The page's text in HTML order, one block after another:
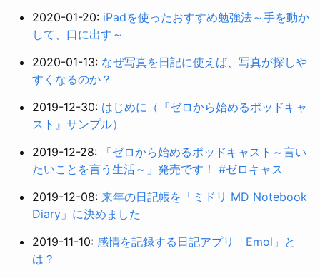
2020-01-20: iPadを使ったおすすめ勉強法～手を動か
して、口に出す～
2020-01-13: なぜ写真を日記に使えば、写真が探しや
すくなるのか？
2019-12-30: はじめに（『ゼロから始めるポッドキャ
スト』サンプル）
2019-12-28:
「ゼロから始めるポッドキャスト～言い
たいことを言う生活～」発売です！ #ゼロキャス
2019-12-08: 来年の日記帳を「ミドリ MD Notebook
Diary」に決めました
2019-11-10: 感情を記録する日記アプリ「Emol」と
は？